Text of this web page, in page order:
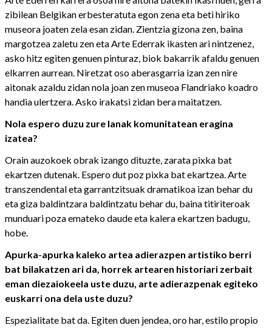
zibilean Belgikan erbesteratuta egon zena eta beti hiriko
museora joaten zela esan zidan. Zientzia gizona zen, baina
margotzea zaletu zen eta Arte Ederrak ikasten ari nintzenez,
asko hitz egiten genuen pinturaz, biok bakarrik afaldu genuen
elkarren aurrean. Niretzat oso aberasgarria izan zen nire
aitonak azaldu zidan nola joan zen museoa Flandriako koadro
handia ulertzera. Asko irakatsi zidan bera maitatzen.
Nola espero duzu zure lanak komunitatean eragina
izatea?
Orain auzokoek obrak izango dituzte, zarata pixka bat
ekartzen dutenak. Espero dut poz pixka bat ekartzea. Arte
transzendental eta garrantzitsuak dramatikoa izan behar du
eta giza baldintzara baldintzatu behar du, baina titiriteroak
munduari poza emateko daude eta kalera ekartzen badugu,
hobe.
Apurka-apurka kaleko artea adierazpen artistiko berri
bat bilakatzen ari da, horrek artearen historiari zerbait
eman diezaiokeela uste duzu, arte adierazpenak egiteko
euskarri ona dela uste duzu?
Espezialitate bat da. Egiten duen jendea, oro har, estilo propio